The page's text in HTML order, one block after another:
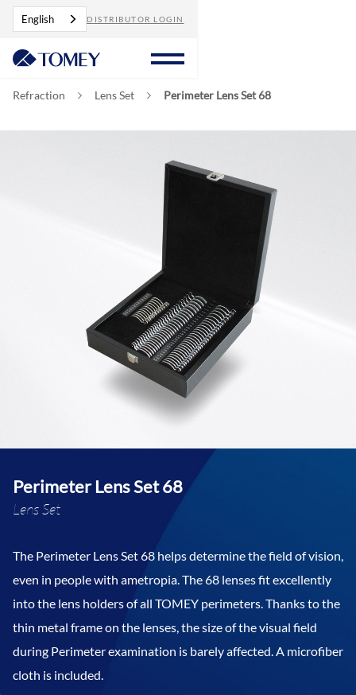
English DISTRIBUTOR LOGIN
Refraction Lens Set Perimeter Lens Set 68
Perimeter Lens Set 68
Lens Set
The Perimeter Lens Set 68 helps determine the field of vision,
even in people with ametropia. The 68 lenses fit excellently
into the lens holders of all TOMEY perimeters. Thanks to the
thin metal frame on the lenses, the size of the visual field
during Perimeter examination is barely affected. A microfiber
cloth is included.